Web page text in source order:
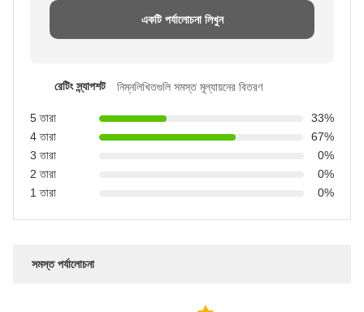
একটি পর্যালোচনা লিখুন
রেটিং স্ন্যাপশট নিম্নলিখিতগুলি সমস্ত মূল্যায়নের বিতরণ
5 তারা
33%
4 তারা
67%
3 তারা
0%
2 তারা
0%
1 তারা
0%
সমস্ত পর্যালোচনা